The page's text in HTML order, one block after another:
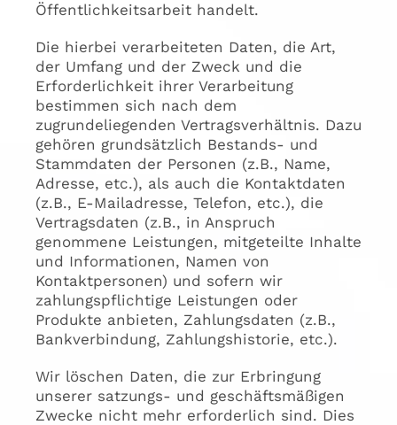
Öffentlichkeitsarbeit handelt.
Die hierbei verarbeiteten Daten, die Art,
der Umfang und der Zweck und die
Erforderlichkeit ihrer Verarbeitung
bestimmen sich nach dem
zugrundeliegenden Vertragsverhältnis. Dazu
gehören grundsätzlich Bestands- und
Stammdaten der Personen (z.B., Name,
Adresse, etc.), als auch die Kontaktdaten
(z.B., E-Mailadresse, Telefon, etc.), die
Vertragsdaten (z.B., in Anspruch
genommene Leistungen, mitgeteilte Inhalte
und Informationen, Namen von
Kontaktpersonen) und sofern wir
zahlungspflichtige Leistungen oder
Produkte anbieten, Zahlungsdaten (z.B.,
Bankverbindung, Zahlungshistorie, etc.).
Wir löschen Daten, die zur Erbringung
unserer satzungs- und geschäftsmäßigen
Zwecke nicht mehr erforderlich sind. Dies